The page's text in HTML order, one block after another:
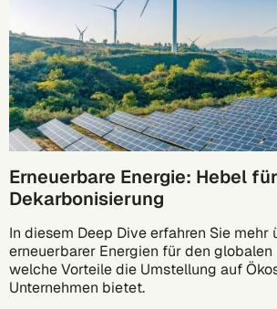
Erneuerbare Energie: Hebel
Dekarbonisierung
In diesem Deep Dive erfahren Sie mehr
erneuerbarer Energien für den
welche Vorteile die Umstellung auf
Unternehmen bietet.